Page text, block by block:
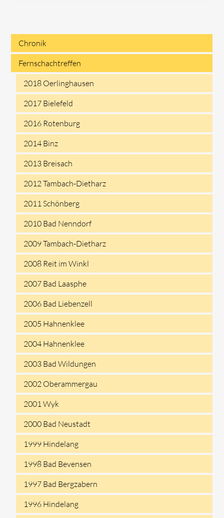
Navigation
überspringen
Chronik
Fernschachtreffen
2018 Oerlinghausen
2017 Bielefeld
2016 Rotenburg
2014 Binz
2013 Breisach
2012 Tambach-Dietharz
2011 Schönberg
2010 Bad Nenndorf
2009 Tambach-Dietharz
2008 Reit im Winkl
2007 Bad Laasphe
2006 Bad Liebenzell
2005 Hahnenklee
2004 Hahnenklee
2003 Bad Wildungen
2002 Oberammergau
2001 Wyk
2000 Bad Neustadt
1999 Hindelang
1998 Bad Bevensen
1997 Bad Bergzabern
1996 Hindelang